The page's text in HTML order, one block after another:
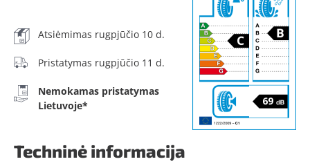
Atsiėmimas rugpjūčio 10 d.
Pristatymas rugpjūčio 11 d.
Nemokamas pristatymas
Lietuvoje*
Techninė informacija